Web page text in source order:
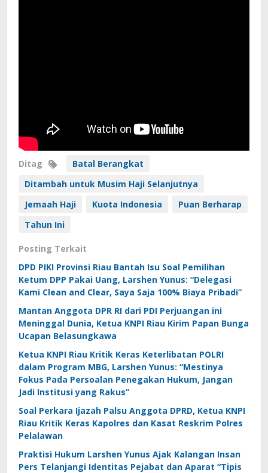
Ditag
Batal Berangkat
Ditambah untuk Musim Haji Selanjutnya
Jemaah Haji
Kuota Indonesia
Puan Berharap
Tahun Ini
Posting Terkait
DPD PIKI Provinsi Riau Bantah Isu Soal Pemilihan
Ketum DPP Pakai Uang, Larshen Yunus: “Delegasi
Kami Clean and Clear, Saya Saja 100% Biaya Pribadi”
Mantan Anggota DPR RI dari PDI Perjuangan ini
Meninggal Dunia, Ketua KNPI Riau Kirim Papan Bunga
Ucapan Belasungkawa
Ketua KNPI Riau Kritik Keras Keterlibatan POLRI
dalam Program MBG, Larshen Yunus: “Mestinya
Fokus Pada Persoalan Penegakan Hukum, Jangan
Jadi Institusi yang Rakus”
Soal Perkara Ijazah Palsu Anggota DPRD, Ketua KNPI
Riau Kritik Keras Kapolres dan Kasat Reskrim Polres
Pelalawan
Praktisi Hukum Larshen Yunus Ajak Kalangan Insan
Pers Telanjangi Identitas Pejabat dan Aparat “Tipis